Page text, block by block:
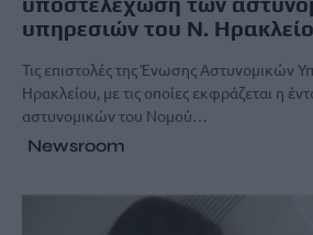
υπηρεσιών του Ν.
Τις επιστολές της Ένωσης Αστυνομικών
Ηρακλείου, με τις οποίες εκφράζεται η
αστυνομικών του Νομού…
Newsroom